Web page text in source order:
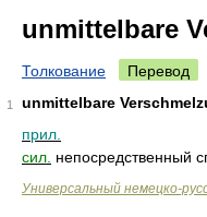
unmittelbare
Толкование Перевод
1
unmittelbare
прил.
сил. непосредственный
Универсальный немецко-